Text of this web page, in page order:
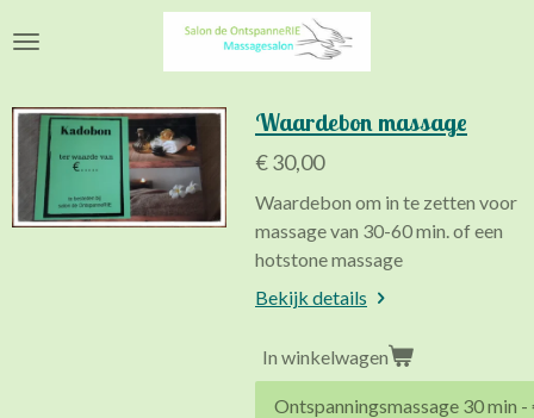
direct
de
hoofdinhoud
Waardebon massage
€ 30,00
Waardebon om in te zetten voor
massage van 30-60 min. of een
hotstone massage
Bekijk details
In winkelwagen